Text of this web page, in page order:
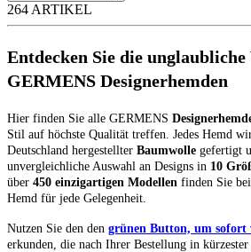
264 ARTIKEL
Entdecken Sie die
GERMENS Designerhemden
Hier finden Sie alle GERMENS
Stil auf höchste Qualität treffen. Jedes Hemd
Deutschland hergestellter Baumwolle gefertigt
unvergleichliche Auswahl an Designs in 10
über 450 einzigartigen Modellen finden Sie
Hemd für jede Gelegenheit.
Nutzen Sie den den grünen Button, um sofort
erkunden, die nach Ihrer Bestellung in